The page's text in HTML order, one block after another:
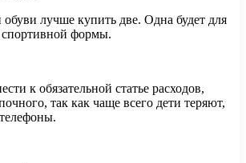
лучше купить две. Одна будет для
спортивной формы.
к обязательной статье расходов,
так как чаще всего дети теряют,